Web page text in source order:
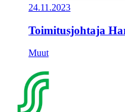
24.11.2023
Toimitusjohtaja
Muut